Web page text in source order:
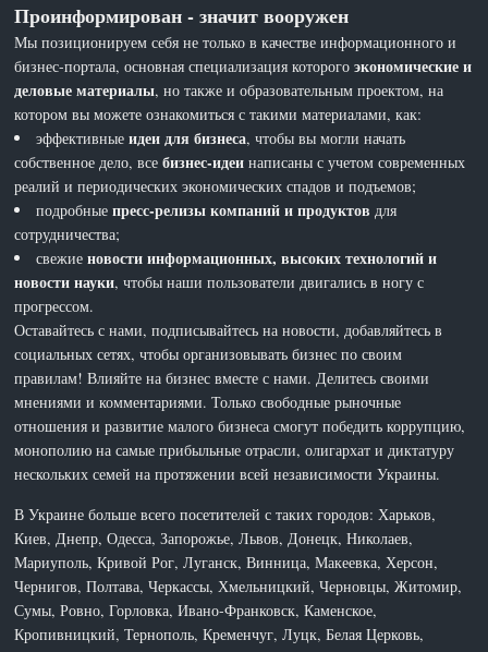
Проинформирован - значит вооружен
Мы позиционируем себя не только в качестве информационного и
бизнес-портала, основная специализация которогоэкономические и
деловые материалы, но также и образовательным проектом, на
котором вы можете ознакомиться с такими материалами, как:
эффективныеидеи для бизнеса, чтобы вы могли начать
собственное дело, всебизнес-идеи написаны с учетом современных
реалий и периодических экономических спадов и подъемов;
подробныепресс-релизы компаний и продуктов для
сотрудничества;
свежиеновости информационных, высоких технологий и
новости науки, чтобы наши пользователи двигались в ногу с
прогрессом.
Оставайтесь с нами, подписывайтесь на новости, добавляйтесь в
социальных сетях, чтобы организовывать бизнес по своим
правилам! Влияйте на бизнес вместе с нами. Делитесь своими
мнениями и комментариями. Только свободные рыночные
отношения и развитие малого бизнеса смогут победить коррупцию,
монополию на самые прибыльные отрасли, олигархат и диктатуру
нескольких семей на протяжении всей независимости Украины.
В Украине больше всего посетителей с таких городов: Харьков,
Киев, Днепр, Одесса, Запорожье, Львов, Донецк, Николаев,
Мариуполь, Кривой Рог, Луганск, Винница, Макеевка, Херсон,
Чернигов, Полтава, Черкассы, Хмельницкий, Черновцы, Житомир,
Сумы, Ровно, Горловка, Ивано-Франковск, Каменское,
Кропивницкий, Тернополь, Кременчуг, Луцк, Белая Церковь,